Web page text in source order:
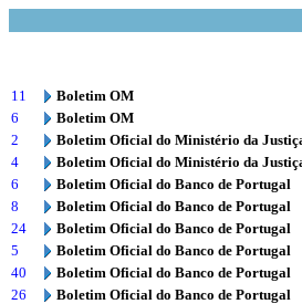
11
Boletim OM
6
Boletim OM
2
Boletim Oficial do Ministério da
4
Boletim Oficial do Ministério da
6
Boletim Oficial do Banco de Portugal
8
Boletim Oficial do Banco de Portugal
24
Boletim Oficial do Banco de Portugal
5
Boletim Oficial do Banco de Portugal
40
Boletim Oficial do Banco de Portugal
26
Boletim Oficial do Banco de Portugal